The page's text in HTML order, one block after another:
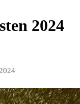
2024